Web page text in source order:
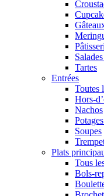
Tartes
Entrées
Toutes
Hors-
Nachos
Soupes
Plats
Tous
Bols-